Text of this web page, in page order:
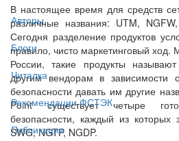
Авторы
Блоги
Читалка
Рекомендации ФСТЭК
Публикации
В настоящее время для средств
различные названия: UTM,
Сегодня разделение продуктов
правило, чисто маркетинговый
России, такие продукты
другим вендорам в зависимости
безопасности давать им другие
Point существует четыре
безопасности, каждый из которых
SWG, NGTP, NGDP.